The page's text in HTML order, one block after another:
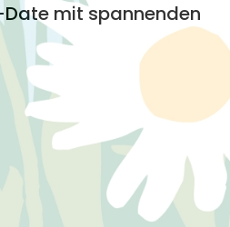
mit spannenden